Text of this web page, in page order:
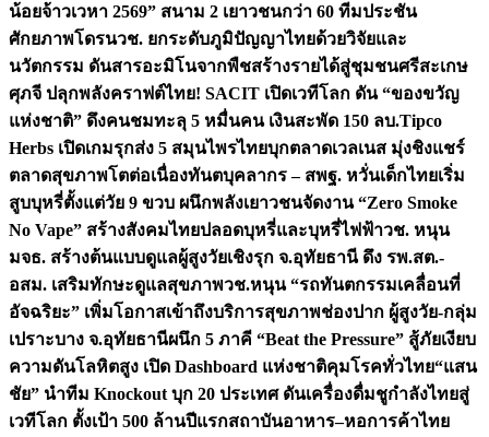
น้อยจ้าวเวหา 2569” สนาม 2 เยาวชนกว่า 60 ทีมประชัน
ศักยภาพโดรนวช. ยกระดับภูมิปัญญาไทยด้วยวิจัยและ
นวัตกรรม ดันสารอะมิโนจากพืชสร้างรายได้สู่ชุมชนศรีสะเกษ
ศุภจี ปลุกพลังคราฟต์ไทย! SACIT เปิดเวทีโลก ดัน “ของขวัญ
แห่งชาติ” ดึงคนชมทะลุ 5 หมื่นคน เงินสะพัด 150 ลบ.Tipco
Herbs เปิดเกมรุกส่ง 5 สมุนไพรไทยบุกตลาดเวลเนส มุ่งชิงแชร์
ตลาดสุขภาพโตต่อเนื่องทันตบุคลากร – สพฐ. หวั่นเด็กไทยเริ่ม
สูบบุหรี่ตั้งแต่วัย 9 ขวบ ผนึกพลังเยาวชนจัดงาน “Zero Smoke
No Vape” สร้างสังคมไทยปลอดบุหรี่และบุหรี่ไฟฟ้าวช. หนุน
มจธ. สร้างต้นแบบดูแลผู้สูงวัยเชิงรุก จ.อุทัยธานี ดึง รพ.สต.-
อสม. เสริมทักษะดูแลสุขภาพวช.หนุน “รถทันตกรรมเคลื่อนที่
อัจฉริยะ” เพิ่มโอกาสเข้าถึงบริการสุขภาพช่องปาก ผู้สูงวัย-กลุ่ม
เปราะบาง จ.อุทัยธานีผนึก 5 ภาคี “Beat the Pressure” สู้ภัยเงียบ
ความดันโลหิตสูง เปิด Dashboard แห่งชาติคุมโรคทั่วไทย“แสน
ชัย” นำทีม Knockout บุก 20 ประเทศ ดันเครื่องดื่มชูกำลังไทยสู่
เวทีโลก ตั้งเป้า 500 ล้านปีแรกสถาบันอาหาร–หอการค้าไทย